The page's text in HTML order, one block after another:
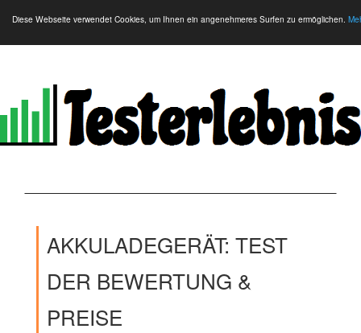
Diese Webseite verwendet Cookies, um Ihnen ein angenehmeres Surfen zu ermöglichen.
AKKULADEGERÄT: TEST
DER BEWERTUNG &
PREISE